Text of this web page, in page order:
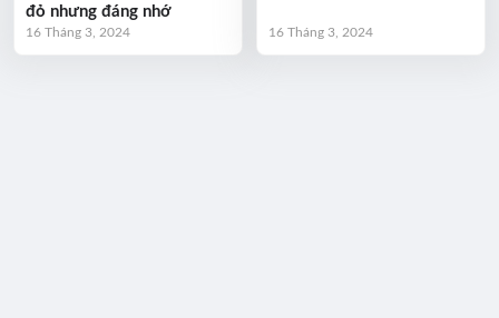
đỏ nhưng đáng nhớ
16 Tháng 3, 2024 16 Tháng 3, 2024